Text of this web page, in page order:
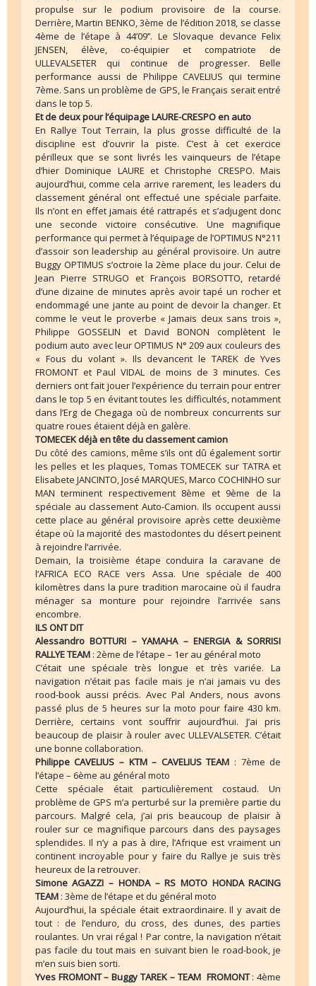
propulse sur le podium provisoire de la course.
Derrière, Martin BENKO, 3ème de l’édition 2018, se classe
4ème de l’étape à 44’09’’. Le Slovaque devance Felix
JENSEN, élève, co-équipier et compatriote de
ULLEVALSETER qui continue de progresser. Belle
performance aussi de Philippe CAVELIUS qui termine
7ème. Sans un problème de GPS, le Français serait entré
dans le top 5.
Et de deux pour l’équipage LAURE-CRESPO en auto
En Rallye Tout Terrain, la plus grosse difficulté de la
discipline est d’ouvrir la piste. C’est à cet exercice
périlleux que se sont livrés les vainqueurs de l’étape
d’hier Dominique LAURE et Christophe CRESPO. Mais
aujourd’hui, comme cela arrive rarement, les leaders du
classement général ont effectué une spéciale parfaite.
Ils n’ont en effet jamais été rattrapés et s’adjugent donc
une seconde victoire consécutive. Une magnifique
performance qui permet à l’équipage de l’OPTIMUS N°211
d’assoir son leadership au général provisoire. Un autre
Buggy OPTIMUS s’octroie la 2ème place du jour. Celui de
Jean Pierre STRUGO et François BORSOTTO, retardé
d’une dizaine de minutes après avoir tapé un rocher et
endommagé une jante au point de devoir la changer. Et
comme le veut le proverbe « Jamais deux sans trois »,
Philippe GOSSELIN et David BONON complètent le
podium auto avec leur OPTIMUS N° 209 aux couleurs des
« Fous du volant ». Ils devancent le TAREK de Yves
FROMONT et Paul VIDAL de moins de 3 minutes. Ces
derniers ont fait jouer l’expérience du terrain pour entrer
dans le top 5 en évitant toutes les difficultés, notamment
dans l’Erg de Chegaga où de nombreux concurrents sur
quatre roues étaient déjà en galère.
TOMECEK déjà en tête du classement camion
Du côté des camions, même s’ils ont dû également sortir
les pelles et les plaques, Tomas TOMECEK sur TATRA et
Elisabete JANCINTO, José MARQUES, Marco COCHINHO sur
MAN terminent respectivement 8ème et 9ème de la
spéciale au classement Auto-Camion. Ils occupent aussi
cette place au général provisoire après cette deuxième
étape où la majorité des mastodontes du désert peinent
à rejoindre l’arrivée.
Demain, la troisième étape conduira la caravane de
l’AFRICA ECO RACE vers Assa. Une spéciale de 400
kilomètres dans la pure tradition marocaine où il faudra
ménager sa monture pour rejoindre l’arrivée sans
encombre.
ILS ONT DIT
Alessandro BOTTURI – YAMAHA – ENERGIA & SORRISI
RALLYE TEAM : 2ème de l’étape – 1er au général moto
C’était une spéciale très longue et très variée. La
navigation n’était pas facile mais je n’ai jamais vu des
rood-book aussi précis. Avec Pal Anders, nous avons
passé plus de 5 heures sur la moto pour faire 430 km.
Derrière, certains vont souffrir aujourd’hui. J’ai pris
beaucoup de plaisir à rouler avec ULLEVALSETER. C’était
une bonne collaboration.
Philippe CAVELIUS – KTM – CAVELIUS TEAM : 7ème de
l’étape – 6ème au général moto
Cette spéciale était particulièrement costaud. Un
problème de GPS m’a perturbé sur la première partie du
parcours. Malgré cela, j’ai pris beaucoup de plaisir à
rouler sur ce magnifique parcours dans des paysages
splendides. Il n’y a pas à dire, l’Afrique est vraiment un
continent incroyable pour y faire du Rallye je suis très
heureux de la retrouver.
Simone AGAZZI – HONDA – RS MOTO HONDA RACING
TEAM: 3ème de l’étape et du général moto
Aujourd’hui, la spéciale était extraordinaire. Il y avait de
tout : de l’enduro, du cross, des dunes, des parties
roulantes. Un vrai régal ! Par contre, la navigation n’était
pas facile du tout mais en suivant bien le road-book, je
m’en suis bien sorti.
Yves FROMONT – Buggy TAREK – TEAM FROMONT: 4ème